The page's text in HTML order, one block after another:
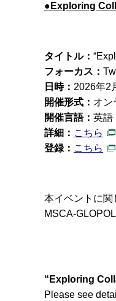
●Exploring
タイトル：
フォーカス：
日時： 2026年2
開催形式： オン
開催言語： 英語
詳細： こちら
登録： こちら
本イベントに関
MSCA-
“Exploring
Please see